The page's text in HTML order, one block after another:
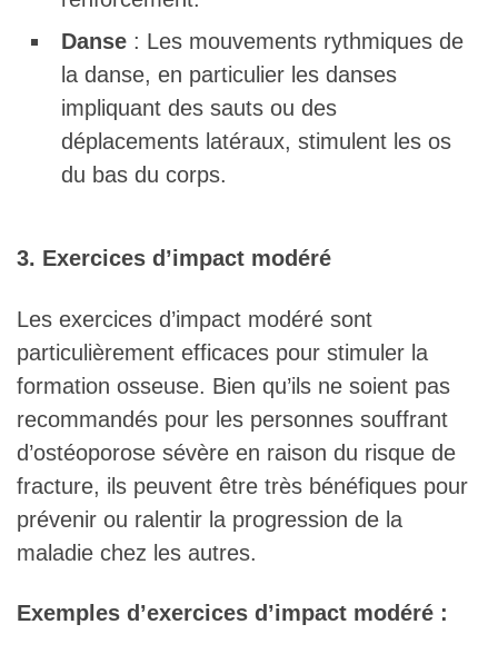
Danse : Les mouvements rythmiques de
la danse, en particulier les danses
impliquant des sauts ou des
déplacements latéraux, stimulent les os
du bas du corps.
3. Exercices d’impact modéré
Les exercices d’impact modéré sont
particulièrement efficaces pour stimuler la
formation osseuse. Bien qu’ils ne soient pas
recommandés pour les personnes souffrant
d’ostéoporose sévère en raison du risque de
fracture, ils peuvent être très bénéfiques pour
prévenir ou ralentir la progression de la
maladie chez les autres.
Exemples d’exercices d’impact modéré :